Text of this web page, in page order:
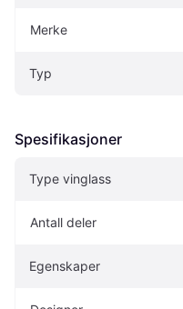
Merke
Typ
Spesifikasjoner
Type vinglass
Antall deler
Egenskaper